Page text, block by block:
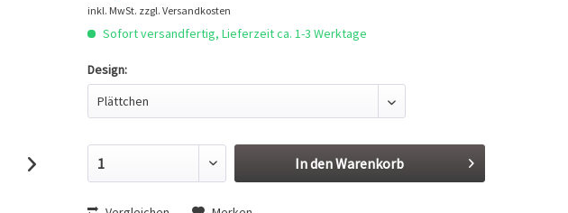
inkl. MwSt. zzgl. Versandkosten
Sofort versandfertig, Lieferzeit ca. 1-3 Werktage
Design:
In denWarenkorb